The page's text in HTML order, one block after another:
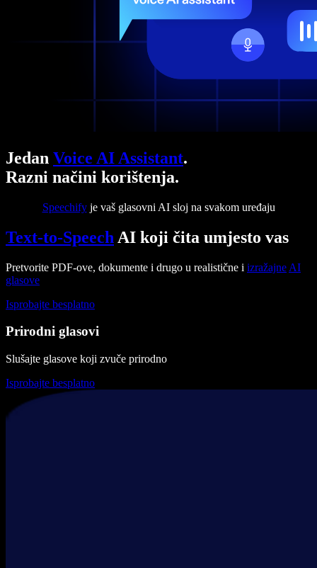
Jedan Voice AI Assistant.
Razni načini korištenja.
Speechifyje vaš glasovni AI sloj na svakom uređaju
Text-to-Speech AI koji čita umjesto vas
Pretvorite PDF-ove, dokumente i drugo u realistične i izražajne AI
glasove
Isprobajte besplatno
Prirodni glasovi
Slušajte glasove koji zvuče prirodno
Isprobajte besplatno